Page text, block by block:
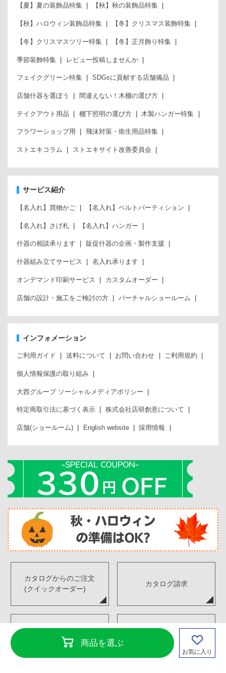
商品を選ぶ
お気に入り
【夏】夏の装飾品特集 【秋】秋の装飾品特集
【秋】ハロウィン装飾品特集 【冬】クリスマス装飾特集
【冬】クリスマスツリー特集 【冬】正月飾り特集
季節装飾特集 レビュー投稿しませんか
フェイクグリーン特集 SDGsに貢献する店舗備品
店舗什器を選ぼう 間違えない！木棚の選び方
テイクアウト用品 棚下照明の選び方 木製ハンガー特集
フラワーショップ用 飛沫対策・衛生用品特集
ストエキコラム ストエキサイト改善委員会
サービス紹介
【名入れ】買物かご 【名入れ】ベルトパーティション
【名入れ】さげ札 【名入れ】ハンガー
什器の相談承ります 販促什器の企画・製作支援
什器組み立てサービス 名入れ承ります
オンデマンド印刷サービス カスタムオーダー
店舗の設計・施工をご検討の方 バーチャルショールーム
インフォメーション
ご利用ガイド 送料について お問い合わせ ご利用規約
個人情報保護の取り組み
大西グループ ソーシャルメディアポリシー
特定商取引法に基づく表示 株式会社店研創意について
店舗(ショールーム) English website 採用情報
カタログからのご注文
(クイックオーダー)
カタログ請求
デジタルカタログ FAX注文書ダウンロード